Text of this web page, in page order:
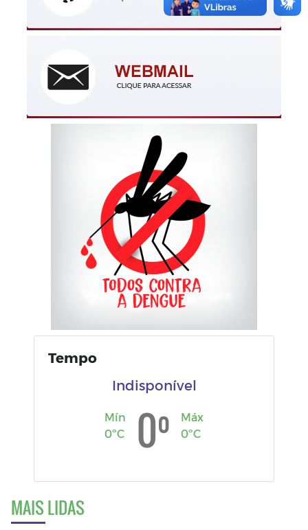
Tempo
Indisponível
Mín
0ºC
0º
Máx
0ºC
MAIS LIDAS